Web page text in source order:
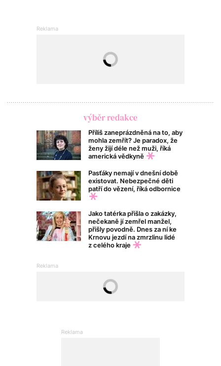
výběr redakce
Příliš zaneprázdněná na to, aby
mohla zemřít? Je paradox, že
ženy žijí déle než muži, říká
americká vědkyně
Pasťáky nemají v dnešní době
existovat. Nebezpečné děti
patří do vězení, říká odbornice
Jako tatérka přišla o zakázky,
nečekaně jí zemřel manžel,
přišly povodně. Dnes za ní ke
Krnovu jezdí na zmrzlinu lidé
z celého kraje